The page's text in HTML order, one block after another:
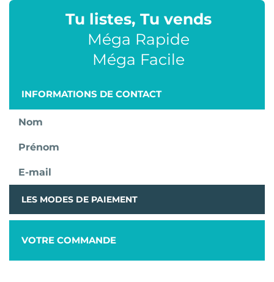
Tu listes, Tu vends
Méga Rapide
Méga Facile
INFORMATIONS DE CONTACT
Nom
Prénom
E-mail
LES MODES DE PAIEMENT
VOTRE COMMANDE